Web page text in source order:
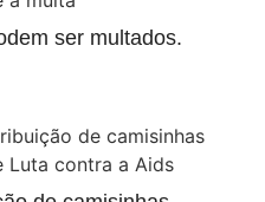
ser multados.